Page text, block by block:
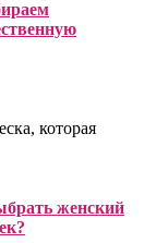
которая
женский